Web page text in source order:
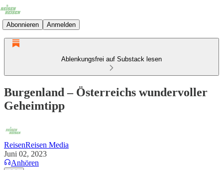
Abonnieren Anmelden
Ablenkungsfrei auf Substack lesen
Burgenland – Österreichs wundervoller
Geheimtipp
ReisenReisen Media
Juni 02, 2023
Anhören